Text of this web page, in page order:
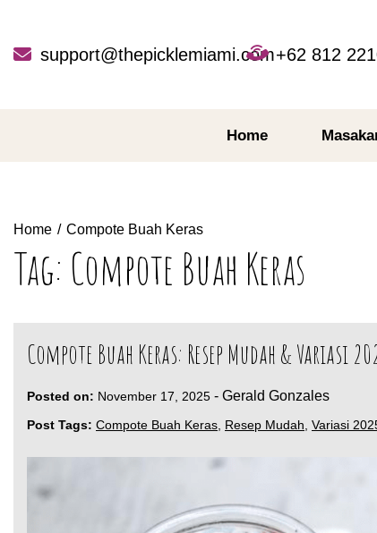
contentsupport@thepicklemiami.com+62 812
Home
Home Compote Buah Keras
Tag: Compote Buah Keras
Compote Buah Keras: Resep Mudah & Variasi
Posted on: November 17, 2025 - Gerald Gonzales
Post Tags: Compote Buah Keras, Resep Mudah, Variasi